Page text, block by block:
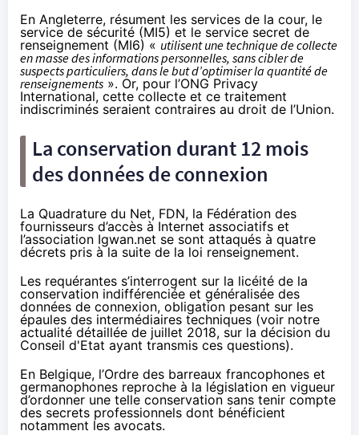
En Angleterre, résument les services de la cour, le
service de sécurité (MI5) et le service secret de
renseignement (MI6) « utilisent une technique de collecte
en masse des informations personnelles, sans cibler de
suspects particuliers, dans le but d’optimiser la quantité de
renseignements ». Or, pour l’ONG Privacy
International, cette collecte et ce traitement
indiscriminés seraient contraires au droit de l’Union.
La conservation durant 12 mois
des données de connexion
La Quadrature du Net, FDN, la Fédération des
fournisseurs d’accès à Internet associatifs et
l’association Igwan.net se sont attaqués à quatre
décrets pris à la suite de la loi renseignement.
Les requérantes s’interrogent sur la licéité de la
conservation indifférenciée et généralisée des
données de connexion, obligation pesant sur les
épaules des intermédiaires techniques (voir notre
actualité détaillée de juillet 2018, sur la décision du
Conseil d'Etat ayant transmis ces questions).
En Belgique, l’Ordre des barreaux francophones et
germanophones reproche à la législation en vigueur
d’ordonner une telle conservation sans tenir compte
des secrets professionnels dont bénéficient
notamment les avocats.